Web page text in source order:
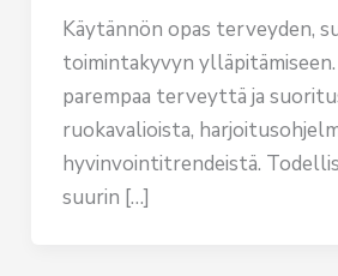
Käytännön opas terveyden,
toimintakyvyn
parempaa terveyttä ja
ruokavalioista,
hyvinvointitrendeistä.
suurin […]